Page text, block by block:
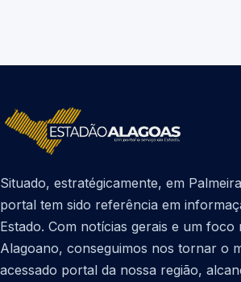
Situado, estratégicamente, em
portal tem sido referência em
Estado. Com notícias gerais e um
Alagoano, conseguimos nos tornar o
acessado portal da nossa região,